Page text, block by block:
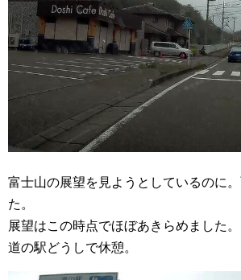
富士山の展望を見ようとしているのに
た。
展望はこの時点でほぼあきらめました。
道の駅どうしで休憩。